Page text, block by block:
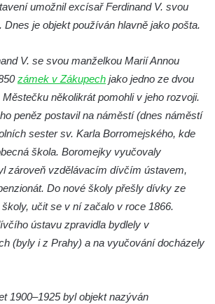
umožnil excísař Ferdinand V. svou
Dnes je objekt používán hlavně jako pošta.
V. se svou manželkou Marií Annou
zámek v Zákupech jako jedno ze dvou
několikrát pomohli v jeho rozvoji.
peněz postavil na náměstí (dnes náměstí
sester sv. Karla Borromejského, kde
škola. Boromejky vyučovaly
zároveň vzdělávacím dívčím ústavem,
Do nové školy přešly dívky ze
učit se v ní začalo v roce 1866.
ústavu zpravidla bydlely v
(byly i z Prahy) a na vyučování docházely
1900–1925 byl objekt nazýván